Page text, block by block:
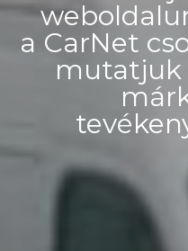
a CarNet
mutatjuk